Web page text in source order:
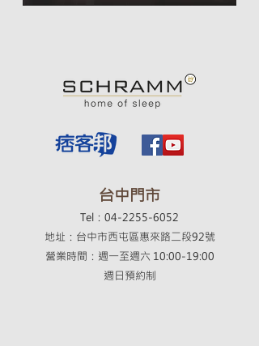
​台中門市
Tel：04-2255-6052
地址：台中市西屯區惠來路二段92號
營業時間：週一至週六 10:00-19:00
​週日預約制